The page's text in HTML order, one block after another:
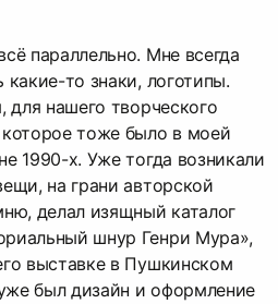
параллельно. Мне всегда
какие-то знаки, логотипы.
для нашего творческого
тоже было в моей
1990-х. Уже тогда возникали
на грани авторской
делал изящный каталог
шнур Генри Мура»,
выставке в Пушкинском
был дизайн и оформление